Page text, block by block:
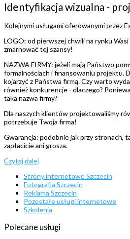
Identyfikacja wizualna -
Kolejnymi usługami oferowanymi przez
LOGO: od pierwszej chwili na rynku
zmarnować tej szansy!
NAZWA FIRMY: jeżeli mają Państwo
formalnościach i finansowaniu projektu.
kojarzyć z Państwa firmą. Czy warto
również konkurencje - dlaczego?
taka nazwa firmy?
Dla naszych klientów projektowaliśmy
potrzebuje Twoja firma!
Gwarancja: podobnie jak przy stronach,
zapłacicie ani grosza.
Czytaj dalej
Strony internetowe Szczecin
Fotografia Szczecin
Reklama Szczecin
Pozostałe usługi internetowe
Szkolenia
Polecane usługi